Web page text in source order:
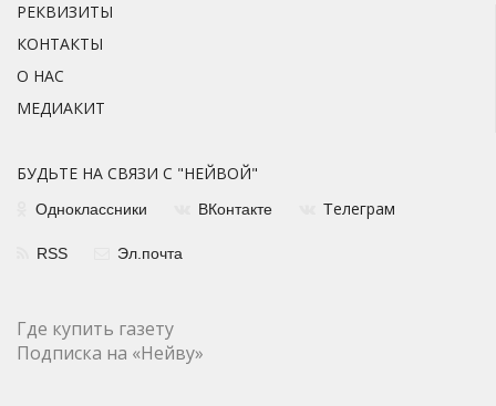
РЕКВИЗИТЫ
КОНТАКТЫ
О НАС
МЕДИАКИТ
БУДЬТЕ НА СВЯЗИ С "НЕЙВОЙ"
Одноклассники ВКонтакте Телеграм
RSS Эл.почта
Где купить газету
Подписка на «Нейву»